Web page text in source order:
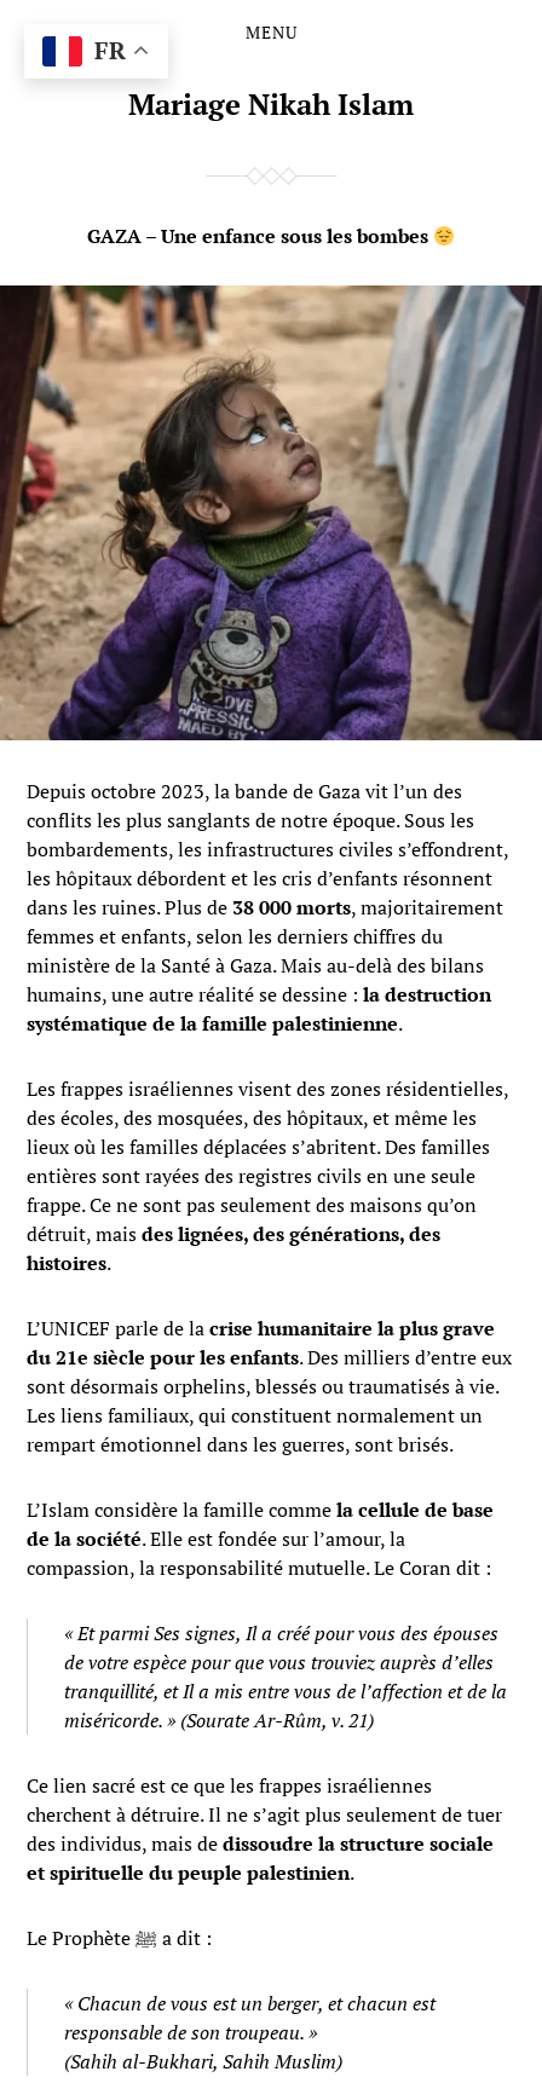
MENU
Mariage Nikah Islam
GAZA – Une enfance sous les bombes
Depuis octobre 2023, la bande de Gaza vit l’un des
conflits les plus sanglants de notre époque. Sous les
bombardements, les infrastructures civiles s’effondrent,
les hôpitaux débordent et les cris d’enfants résonnent
dans les ruines. Plus de 38 000 morts, majoritairement
femmes et enfants, selon les derniers chiffres du
ministère de la Santé à Gaza. Mais au-delà des bilans
humains, une autre réalité se dessine :la destruction
systématique de la famille palestinienne.
Les frappes israéliennes visent des zones résidentielles,
des écoles, des mosquées, des hôpitaux, et même les
lieux où les familles déplacées s’abritent. Des familles
entières sont rayées des registres civils en une seule
frappe. Ce ne sont pas seulement des maisons qu’on
détruit, maisdes lignées, des générations, des
histoires.
L’UNICEF parle de lacrise humanitaire la plus grave
du 21e siècle pour les enfants. Des milliers d’entre eux
sont désormais orphelins, blessés ou traumatisés à vie.
Les liens familiaux, qui constituent normalement un
rempart émotionnel dans les guerres, sont brisés.
L’Islam considère la famille commela cellule de base
de la société. Elle est fondée sur l’amour, la
compassion, la responsabilité mutuelle. Le Coran dit :
« Et parmi Ses signes, Il a créé pour vous des épouses
de votre espèce pour que vous trouviez auprès d’elles
tranquillité, et Il a mis entre vous de l’affection et de la
miséricorde. » (Sourate Ar-Rûm, v. 21)
Ce lien sacré est ce que les frappes israéliennes
cherchent à détruire. Il ne s’agit plus seulement de tuer
des individus, mais dedissoudre la structure sociale
et spirituelle du peuple palestinien.
Le Prophète ﷺ a dit :
« Chacun de vous est un berger, et chacun est
responsable de son troupeau. »
(Sahih al-Bukhari, Sahih Muslim)
FR